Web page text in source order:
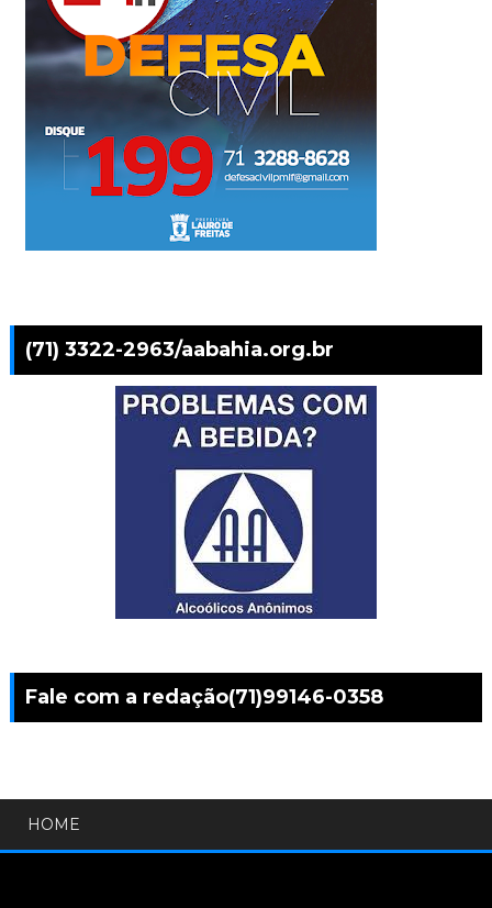
(71) 3322-2963/aabahia.org.br
Fale com a redação(71)99146-0358
HOME